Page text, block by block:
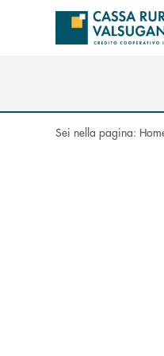
Salta al contenuto
Sei nella pagina: